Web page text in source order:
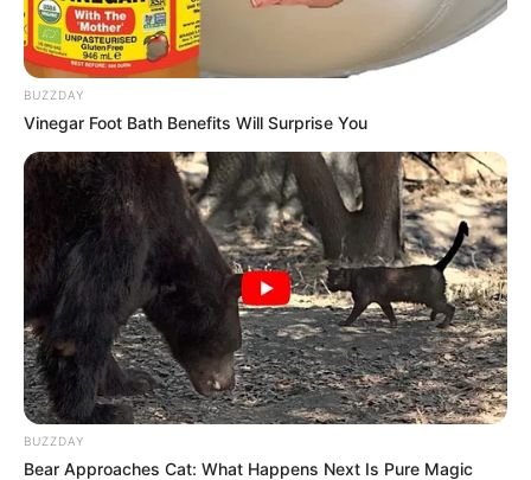
BUZZDAY
Vinegar Foot Bath Benefits Will Surprise You
BUZZDAY
Bear Approaches Cat: What Happens Next Is Pure Magic